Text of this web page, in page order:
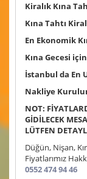
Kiralık Kına
Kına Tahtı
En Ekonomik
Kına Gecesi
İstanbul da En
Nakliye
NOT:
GİDİLECEK
LÜTFEN
Düğün, Nişan,
Fiyatlarımız
0552 474 94 46